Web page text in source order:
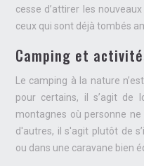
cesse d’attirer les
ceux qui sont déjà tombés
Camping et
Le camping à la nature
pour certains, il s’agit de
montagnes où personne
d'autres, il s'agit plutôt de
ou dans une caravane bien